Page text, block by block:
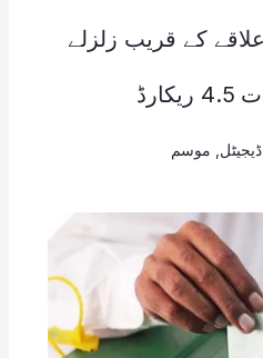
کے قریب زلزلے
موسم